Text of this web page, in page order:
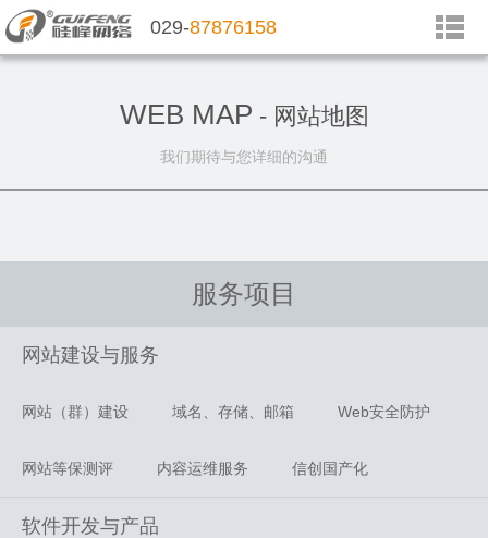
029-87876158
WEB MAP - 网站地图
我们期待与您详细的沟通
服务项目
网站建设与服务
网站（群）建设 域名、存储、邮箱 Web安全防护
网站等保测评 内容运维服务 信创国产化
软件开发与产品